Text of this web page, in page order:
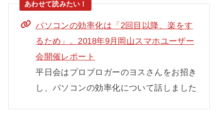
パソコンの効率化は「2回目以降、楽をす
るため」。2018年9月岡山スマホユーザー
会開催レポート
平日会はプロブロガーのヨスさんをお招き
し、パソコンの効率化について話しました